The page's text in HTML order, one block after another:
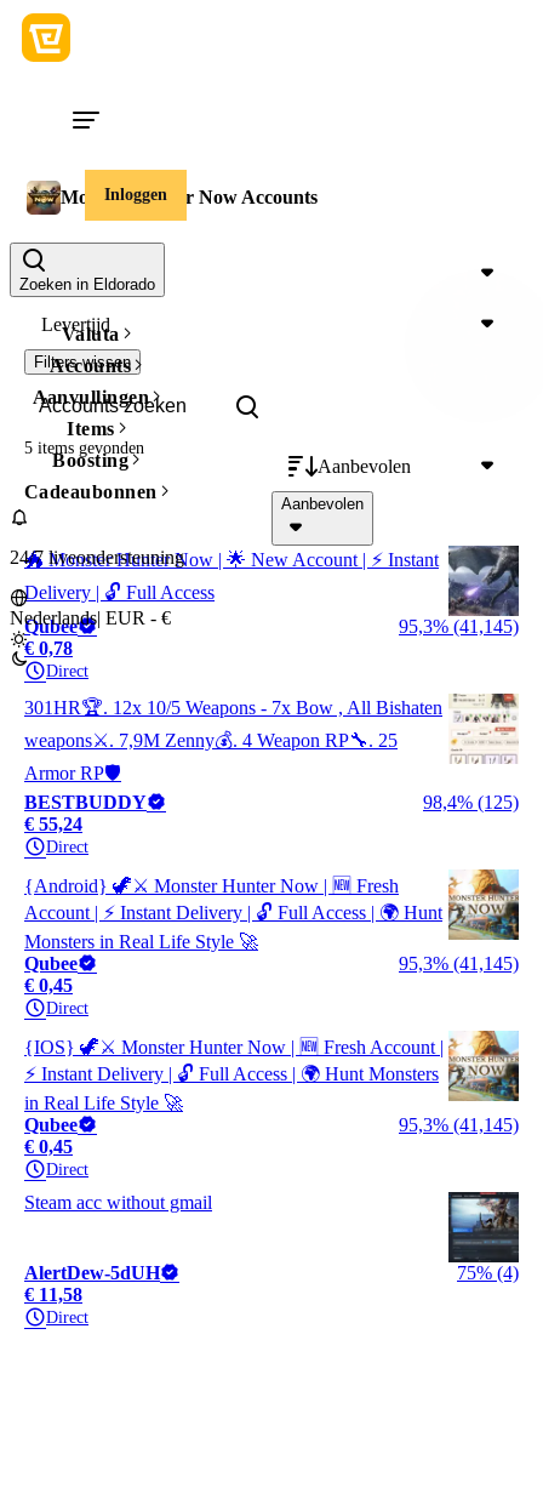
Inloggen
Zoeken in Eldorado
Valuta
Accounts
Aanvullingen
Items
Boosting
Cadeaubonnen
24/7 liveondersteuning
Nederlands| EUR - €
Monster Hunter Now Accounts
Prijs
Levertijd
Filters wissen
Aanbevolen
Aanbevolen
5 items gevonden
🐲 Monster Hunter Now | 🌟 New Account | ⚡ Instant
Delivery | 🔓 Full Access
Qubee
95,3% (41,145)
€ 0,78
Direct
301HR🏆. 12x 10/5 Weapons - 7x Bow , All Bishaten
weapons⚔️. 7,9M Zenny💰. 4 Weapon RP🔧. 25
Armor RP🛡️
BESTBUDDY
98,4% (125)
€ 55,24
Direct
{Android} 🦖⚔️ Monster Hunter Now | 🆕 Fresh
Account | ⚡ Instant Delivery | 🔓 Full Access | 🌍 Hunt
Monsters in Real Life Style 🚀
Qubee
95,3% (41,145)
€ 0,45
Direct
{IOS} 🦖⚔️ Monster Hunter Now | 🆕 Fresh Account |
⚡ Instant Delivery | 🔓 Full Access | 🌍 Hunt Monsters
in Real Life Style 🚀
Qubee
95,3% (41,145)
€ 0,45
Direct
Steam acc without gmail
AlertDew-5dUH
75% (4)
€ 11,58
Direct